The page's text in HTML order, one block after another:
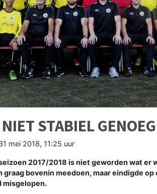
STABIEL GENOEG
mei 2018, 11:25 uur
seizoen 2017/2018 is niet geworden wat er
graag bovenin meedoen, maar eindigde
misgelopen.